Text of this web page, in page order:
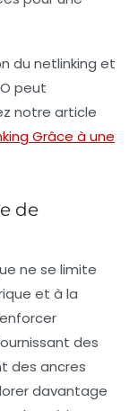
du netlinking et
peut
notre article
Grâce à une
de
ne se limite
et à la
des
des ancres
davantage